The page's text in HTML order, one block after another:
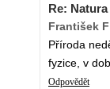
Re:
František F
Příroda
fyzice, v
Odpovědět